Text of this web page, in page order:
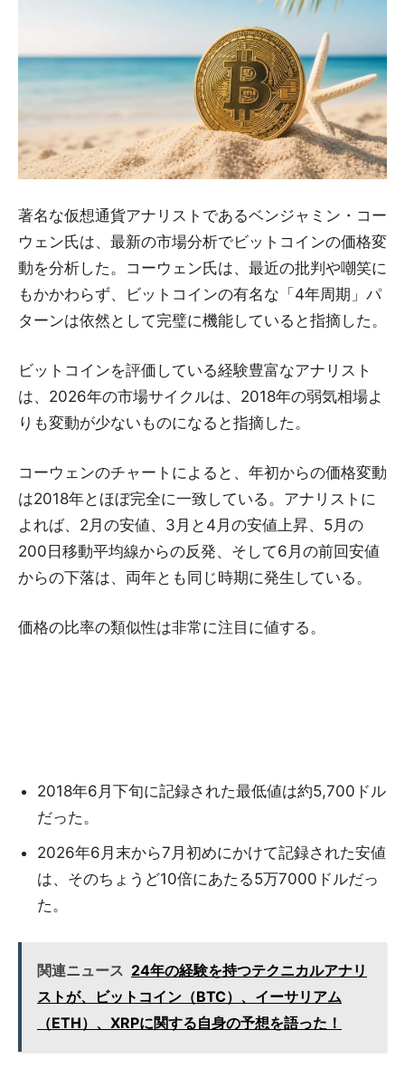
著名な仮想通貨アナリストであるベンジャミン・コー
ウェン氏は、最新の市場分析でビットコインの価格変
動を分析した。コーウェン氏は、最近の批判や嘲笑に
もかかわらず、ビットコインの有名な「4年周期」パ
ターンは依然として完璧に機能していると指摘した。
ビットコインを評価している経験豊富なアナリスト
は、2026年の市場サイクルは、2018年の弱気相場よ
りも変動が少ないものになると指摘した。
コーウェンのチャートによると、年初からの価格変動
は2018年とほぼ完全に一致している。アナリストに
よれば、2月の安値、3月と4月の安値上昇、5月の
200日移動平均線からの反発、そして6月の前回安値
からの下落は、両年とも同じ時期に発生している。
価格の比率の類似性は非常に注目に値する。
2018年6月下旬に記録された最低値は約5,700ドル
だった。
2026年6月末から7月初めにかけて記録された安値
は、そのちょうど10倍にあたる5万7000ドルだっ
た。
関連ニュース 24年の経験を持つテクニカルアナリ
ストが、ビットコイン（BTC）、イーサリアム
（ETH）、XRPに関する自身の予想を語った！